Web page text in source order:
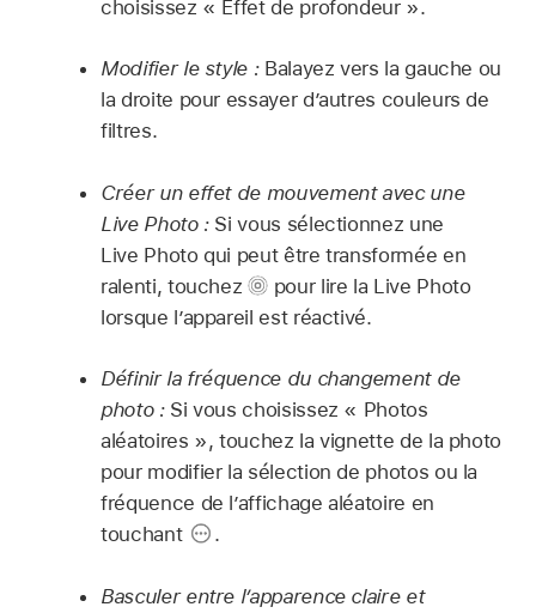
choisissez « Effet de profondeur ».
Modifier le style :Balayez vers la gauche ou
la droite pour essayer d’autres couleurs de
filtres.
Créer un effet de mouvement avec une
Live Photo :Si vous sélectionnez une
Live Photo qui peut être transformée en
ralenti, touchez
pour lire la Live Photo
lorsque l’appareil est réactivé.
Définir la fréquence du changement de
photo :Si vous choisissez « Photos
aléatoires », touchez la vignette de la photo
pour modifier la sélection de photos ou la
fréquence de l’affichage aléatoire en
touchant
.
Basculer entre l’apparence claire et